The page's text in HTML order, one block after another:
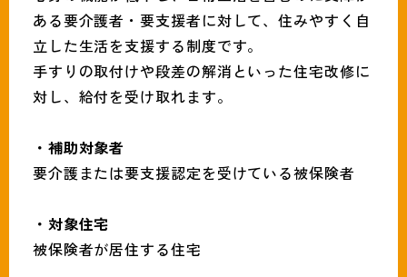
ある要介護者・要支援者に対して、住みやすく自
立した生活を支援する制度です。
手すりの取付けや段差の解消といった住宅改修に
対し、給付を受け取れます。
・補助対象者
要介護または要支援認定を受けている被保険者
・対象住宅
被保険者が居住する住宅